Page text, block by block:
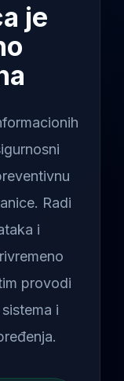
je
Radi
i
provodi
i